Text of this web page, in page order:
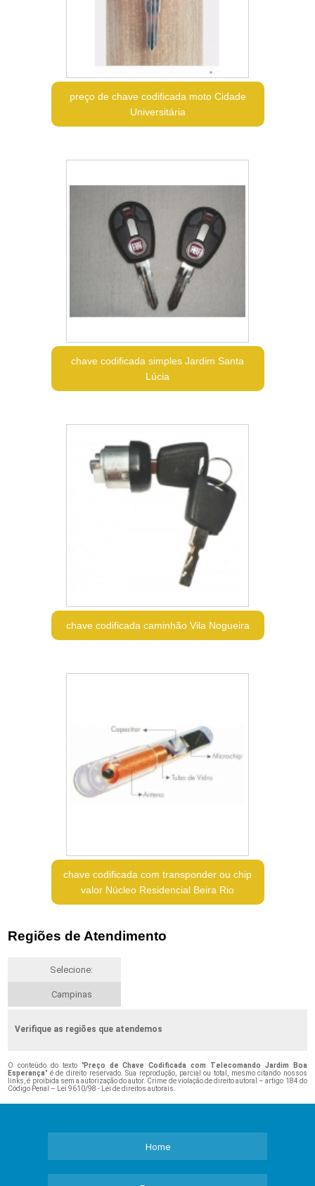
preço de chave codificada moto Cidade
Universitária
chave codificada simples Jardim Santa
Lúcia
chave codificada caminhão Vila Nogueira
chave codificada com transponder ou chip
valor Núcleo Residencial Beira Rio
Regiões de Atendimento
Selecione:
Campinas
Verifique as regiões que atendemos
O conteúdo do texto "Preço de Chave Codificada com Telecomando Jardim Boa
Esperança" é de direito reservado. Sua reprodução, parcial ou total, mesmo citando nossos
links, é proibida sem a autorização do autor. Crime de violação de direito autoral – artigo 184 do
Código Penal – Lei 9610/98 - Lei de direitos autorais.
Home